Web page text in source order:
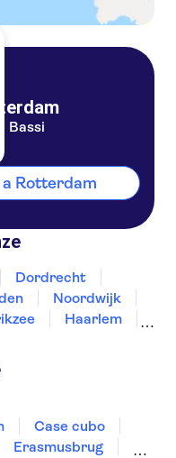
Bassi
Rotterdam
Dordrecht
Noordwijk
Haarlem
Case cubo
Erasmusbrug